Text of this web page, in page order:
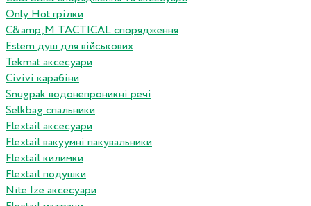
Only Hot грілки
C&amp;M TACTICAL спорядження
Estem душ для військових
Tekmat аксесуари
Сivivi карабіни
Snugpak водонепроникні речі
Selkbag спальники
Flextail аксесуари
Flextail вакуумні пакувальники
Flextail килимки
Flextail подушки
Nite Ize аксесуари